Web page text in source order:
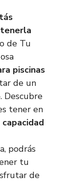
de Tu
piscinas
de un
Descubre
tener en
capacidad
podrás
tu
de